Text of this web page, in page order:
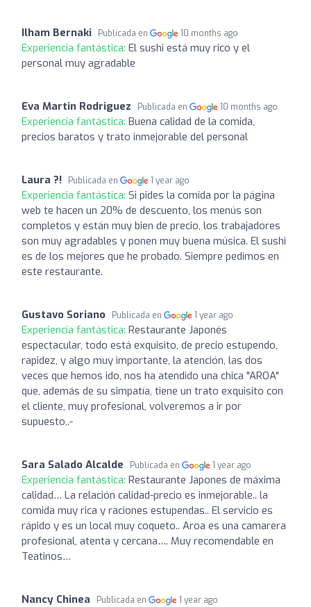
Ilham Bernaki Publicada en 10 months ago
Experiencia fantástica: El sushi está muy rico y el
personal muy agradable
Eva Martin Rodriguez Publicada en 10 months ago
Experiencia fantástica: Buena calidad de la comida,
precios baratos y trato inmejorable del personal
Laura ?! Publicada en 1 year ago
Experiencia fantástica: Si pides la comida por la página
web te hacen un 20% de descuento, los menús son
completos y están muy bien de precio, los trabajadores
son muy agradables y ponen muy buena música. El sushi
es de los mejores que he probado. Siempre pedimos en
este restaurante.
Gustavo Soriano Publicada en 1 year ago
Experiencia fantástica: Restaurante Japonés
espectacular, todo está exquisito, de precio estupendo,
rapidez, y algo muy importante, la atención, las dos
veces que hemos ido, nos ha atendido una chica "AROA"
que, además de su simpatía, tiene un trato exquisito con
el cliente, muy profesional, volveremos a ir por
supuesto,.-
Sara Salado Alcalde Publicada en 1 year ago
Experiencia fantástica: Restaurante Japones de máxima
calidad… La relación calidad-precio es inmejorable.. la
comida muy rica y raciones estupendas.. El servicio es
rápido y es un local muy coqueto.. Aroa es una camarera
profesional, atenta y cercana…. Muy recomendable en
Teatinos…
Nancy Chinea Publicada en 1 year ago